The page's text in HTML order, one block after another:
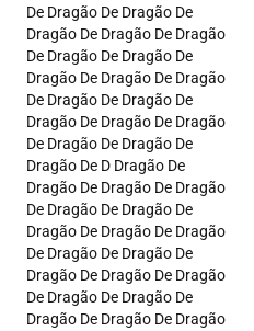
De Dragão De Dragão De
Dragão De Dragão De Dragão
De Dragão De Dragão De
Dragão De Dragão De Dragão
De Dragão De Dragão De
Dragão De Dragão De Dragão
De Dragão De Dragão De
Dragão De D Dragão De
Dragão De Dragão De Dragão
De Dragão De Dragão De
Dragão De Dragão De Dragão
De Dragão De Dragão De
Dragão De Dragão De Dragão
De Dragão De Dragão De
Dragão De Dragão De Dragão